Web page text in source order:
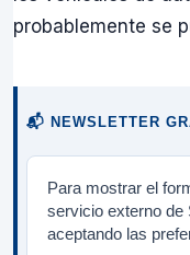
probablemente se
📬 NEWSLETTER
Para mostrar el
servicio externo de
aceptando las